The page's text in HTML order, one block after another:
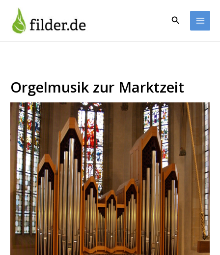
Inhalt
springen
Suchen
Orgelmusik zur Marktzeit